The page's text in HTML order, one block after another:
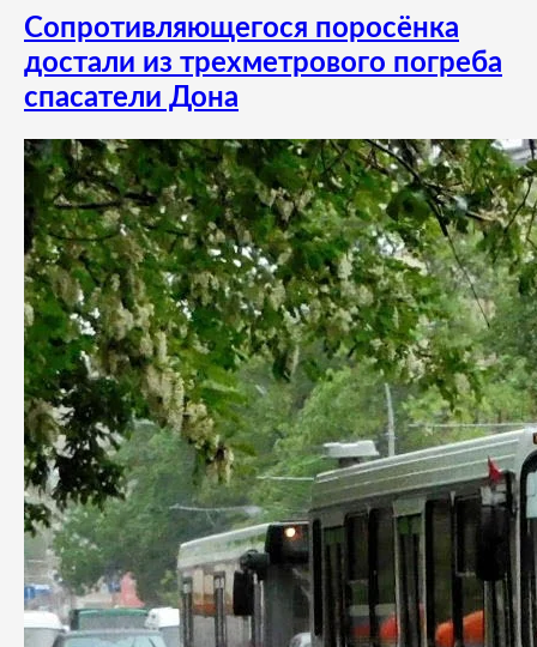
Сопротивляющегося поросёнка
достали из трехметрового погреба
спасатели Дона